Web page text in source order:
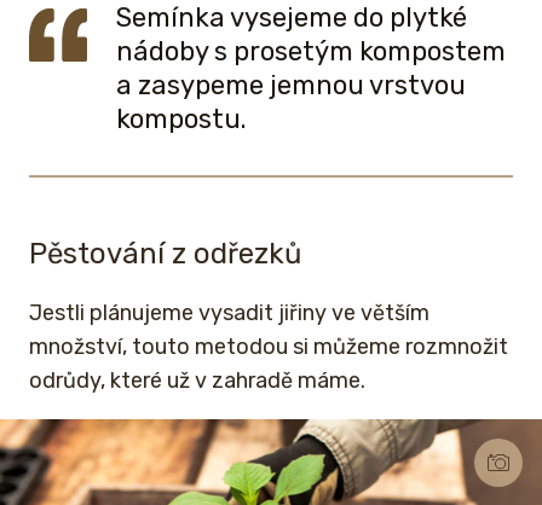
Semínka vysejeme do plytké
nádoby s prosetým kompostem
a zasypeme jemnou vrstvou
kompostu.
Pěstování z odřezků
Jestli plánujeme vysadit jiřiny ve větším
množství, touto metodou si můžeme rozmnožit
odrůdy, které už v zahradě máme.